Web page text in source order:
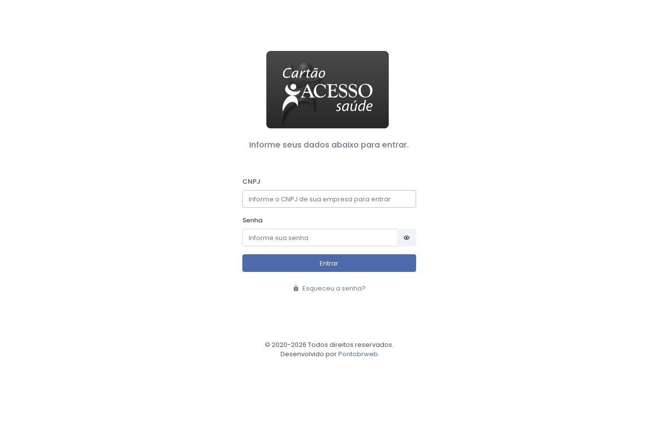
Informe seus dados abaixo para entrar.
CNPJ
Senha
Esqueceu a senha?
© 2020-2026 Todos direitos reservados.
Desenvolvido porPontobrweb